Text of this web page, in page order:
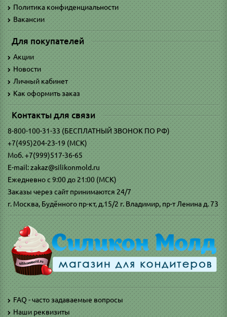
Политика конфиденциальности
Вакансии
Для покупателей
Акции
Новости
Личный кабинет
Как оформить заказ
Контакты для связи
8-800-100-31-33 (БЕСПЛАТНЫЙ ЗВОНОК ПО РФ)
+7(495)204-23-19 (МСК)
Моб. +7(999)517-36-65
E-mail: zakaz@silikonmold.ru
Ежедневно с 9:00 до 21:00 (МСК)
Заказы через сайт принимаются 24/7
г. Москва, Будённого пр-кт, д.15/2 г. Владимир, пр-т Ленина д. 73
FAQ - часто задаваемые вопросы
Наши реквизиты